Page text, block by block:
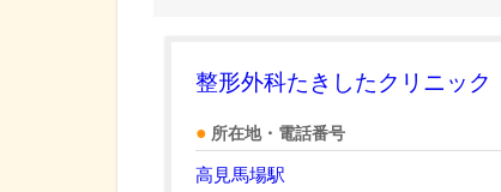
整形外科たきしたクリニック
所在地・電話番号
高見馬場駅